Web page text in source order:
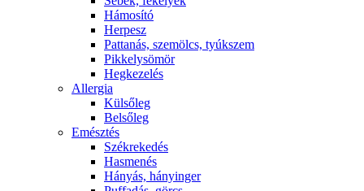
Hámosító
Herpesz
Pattanás, szemölcs, tyúkszem
Pikkelysömör
Hegkezelés
Allergia
Külsőleg
Belsőleg
Emésztés
Székrekedés
Hasmenés
Hányás, hányinger